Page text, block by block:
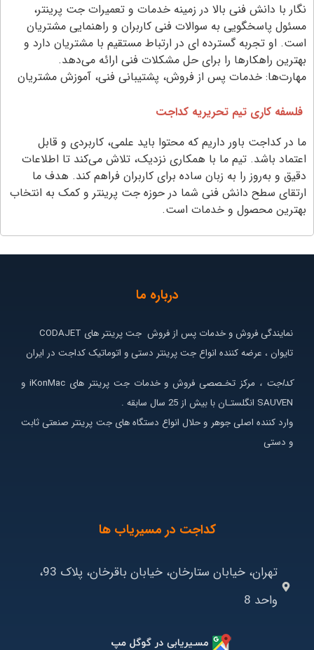
نگار با دانش فنی بالا در زمینه خدمات و تعمیرات جت پرینتر،
مسئول پاسخگویی به سوالات فنی کاربران و راهنمایی مشتریان
است. او تجربه گسترده‌ ای در ارتباط مستقیم با مشتریان دارد و
بهترین راهکارها را برای حل مشکلات فنی ارائه می‌دهد.
مهارت‌ها: خدمات پس از فروش، پشتیبانی فنی، آموزش مشتریان
فلسفه کاری تیم تحریریه کداجت
ما در کداجت باور داریم که محتوا باید علمی، کاربردی و قابل
اعتماد باشد. تیم ما با همکاری نزدیک، تلاش می‌کند تا اطلاعات
دقیق و به‌روز را به زبان ساده برای کاربران فراهم کند. هدف ما
ارتقای سطح دانش فنی شما در حوزه جت پرینتر و کمک به انتخاب
بهترین محصول و خدمات است.
درباره ما
تایوان ، عرضه کننده انواع جت پرینتر دستی و اتوماتیک کداجت در ایران
کداجت ،
مرکز تخـصصی فروش و خدمات جت پرینتر های iKonMac و
SAUVEN انگلستـان با بیش از 25 سال سابقه .
وارد کننده اصلی جوهر و حلال انواع دستگاه های جت پرینتر صنعتی ثابت
و دستی
کداجت در مسیریاب ها
تهران، خیابان ستارخان، خیابان باقرخان، پلاک 93،
واحد 8